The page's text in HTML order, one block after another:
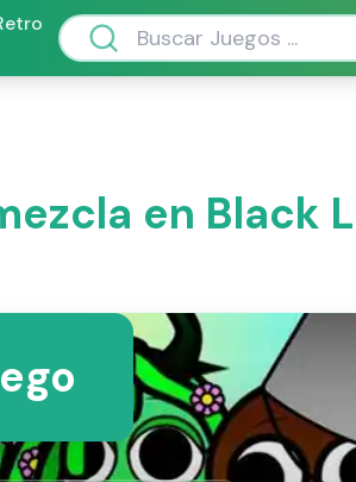
en Black